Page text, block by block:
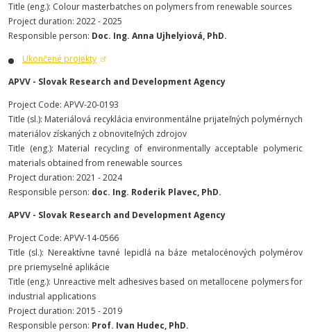
Title (eng.): Colour masterbatches on polymers from renewable sources
Project duration: 2022 - 2025
Responsible person: Doc. Ing. Anna Ujhelyiová, PhD.
Ukončené projekty
APVV - Slovak Research and Development Agency
Project Code: APVV-20-0193
Title (sl.): Materiálová recyklácia environmentálne prijateľných polymérnych
materiálov získaných z obnoviteľných zdrojov
Title (eng.): Material recycling of environmentally acceptable polymeric
materials obtained from renewable sources
Project duration: 2021 - 2024
Responsible person: doc. Ing. Roderik Plavec, PhD.
APVV - Slovak Research and Development Agency
Project Code: APVV-14-0566
Title (sl.): Nereaktívne tavné lepidlá na báze metalocénových polymérov
pre priemyselné aplikácie
Title (eng.): Unreactive melt adhesives based on metallocene polymers for
industrial applications
Project duration: 2015 - 2019
Responsible person: Prof. Ivan Hudec, PhD.